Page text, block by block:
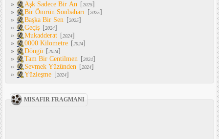
»
Aşk Sadece Bir An [2025]
»
Bir Ömrün Sonbaharı [2025]
»
Başka Bir Sen [2025]
»
Geçiş [2024]
»
Mukadderat [2024]
»
0000 Kilometre [2024]
»
Döngü [2024]
»
Tam Bir Centilmen [2024]
»
Sevmek Yüzünden [2024]
»
Yüzleşme [2024]
MISAFIR FRAGMANI